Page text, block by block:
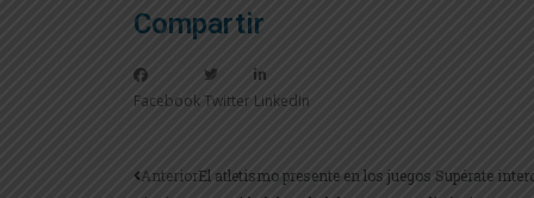
Compartir
Facebook Twitter LinkedIn
AnteriorEl atletismo presente en los juegos Supérate